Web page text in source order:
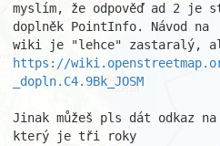
myslím, že odpověď ad 2 je
doplněk PointInfo. Návod na
https://
_dopln.C4.9Bk_JOSM
Jinak můžeš pls dát odkaz
který je tři roky